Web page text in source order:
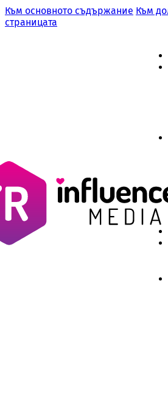
Към основното съдържание Към
страницата